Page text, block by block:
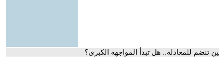
تنضم للمعادلة.. هل تبدأ المواجهة الكبرى؟